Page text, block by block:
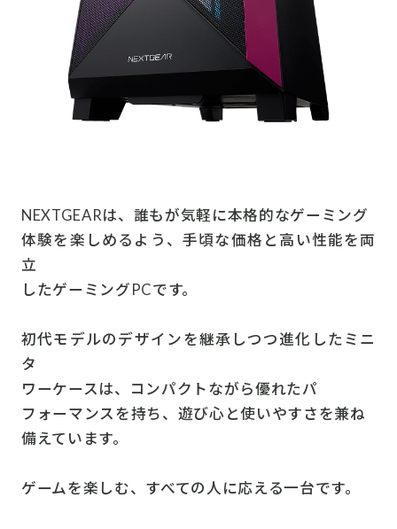
NEXTGEARは、誰もが気軽に本格的なゲーミング
体験を楽しめるよう、手頃な価格と高い性能を両
立
したゲーミングPCです。
初代モデルのデザインを継承しつつ進化したミニ
タ
ワーケースは、コンパクトながら優れたパ
フォーマンスを持ち、遊び心と使いやすさを兼ね
備えています。
ゲームを楽しむ、すべての人に応える一台です。